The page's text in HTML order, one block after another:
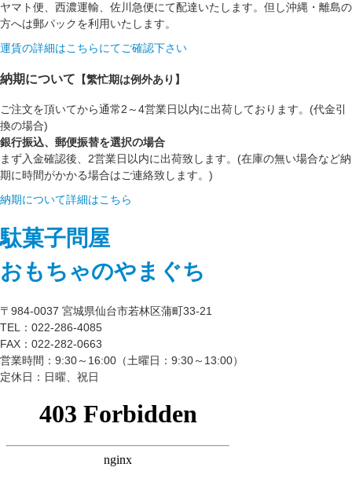
ヤマト便、西濃運輸、佐川急便にて配達いたします。但し沖縄・離島の
方へは郵パックを利用いたします。
運賃の詳細はこちらにてご確認下さい
納期について 【繁忙期は例外あり】
ご注文を頂いてから通常2～4営業日以内に出荷しております。(代金引
換の場合)
銀行振込、郵便振替を選択の場合
まず入金確認後、2営業日以内に出荷致します。(在庫の無い場合など納
期に時間がかかる場合はご連絡致します。)
納期について詳細はこちら
駄菓子問屋
おもちゃのやまぐち
〒984-0037 宮城県仙台市若林区蒲町33-21
TEL：022-286-4085
FAX：022-282-0663
営業時間：9:30～16:00（土曜日：9:30～13:00）
定休日：日曜、祝日